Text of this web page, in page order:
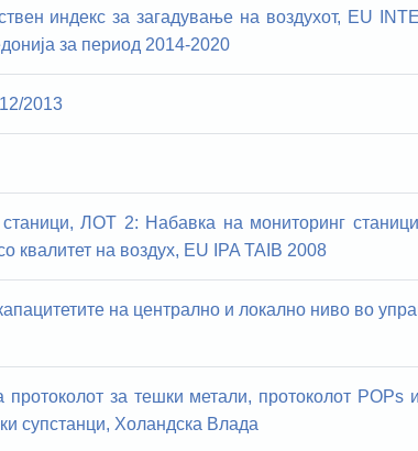
индекс за загадување на воздухот, EU
за период 2014-2020
2013
ЛОТ 2: Набавка на мониторинг
квалитет на воздух, EU IPA TAIB 2008
на централно и локално ниво во
за тешки метали, протоколот
супстанци, Холандска Влада